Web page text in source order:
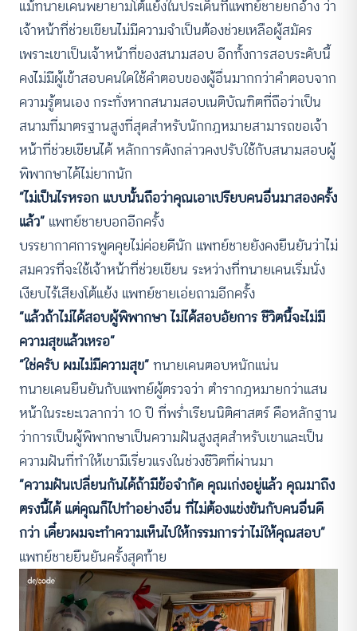
แม้ทนายเคนพยายามโต้แย้งในประเด็นที่แพทย์ชายยกอ้าง ว่า
เจ้าหน้าที่ช่วยเขียนไม่มีความจำเป็นต้องช่วยเหลือผู้สมัคร
เพราะเขาเป็นเจ้าหน้าที่ของสนามสอบ อีกทั้งการสอบระดับนี้
คงไม่มีผู้เข้าสอบคนใดใช้คำตอบของผู้อื่นมากกว่าคำตอบจาก
ความรู้ตนเอง กระทั่งหากสนามสอบเนติบัณฑิตที่ถือว่าเป็น
สนามที่มาตรฐานสูงที่สุดสำหรับนักกฎหมายสามารถขอเจ้า
หน้าที่ช่วยเขียนได้ หลักการดังกล่าวคงปรับใช้กับสนามสอบผู้
พิพากษาได้ไม่ยากนัก
“ไม่เป็นไรหรอก แบบนั้นถือว่าคุณเอาเปรียบคนอื่นมาสองครั้ง
แล้ว” แพทย์ชายบอกอีกครั้ง
บรรยากาศการพูดคุยไม่ค่อยดีนัก แพทย์ชายยังคงยืนยันว่าไม่
สมควรที่จะใช้เจ้าหน้าที่ช่วยเขียน ระหว่างที่ทนายเคนเริ่มนั่ง
เงียบไร้เสียงโต้แย้ง แพทย์ชายเอ่ยถามอีกครั้ง
“แล้วถ้าไม่ได้สอบผู้พิพากษา ไม่ได้สอบอัยการ ชีวิตนี้จะไม่มี
ความสุขแล้วเหรอ”
“ใช่ครับ ผมไม่มีความสุข”ทนายเคนตอบหนักแน่น
ทนายเคนยืนยันกับแพทย์ผู้ตรวจว่า ตำรากฎหมายกว่าแสน
หน้าในระยะเวลากว่า 10 ปี ที่พร่ำเรียนนิติศาสตร์ คือหลักฐาน
ว่าการเป็นผู้พิพากษาเป็นความฝันสูงสุดสำหรับเขาและเป็น
ความฝันที่ทำให้เขามีเรี่ยวแรงในช่วงชีวิตที่ผ่านมา
“ความฝันเปลี่ยนกันได้ถ้ามีข้อจำกัด คุณเก่งอยู่แล้ว คุณมาถึง
ตรงนี้ได้ แต่คุณก็ไปทำอย่างอื่น ที่ไม่ต้องแข่งขันกับคนอื่นดี
กว่า เดี๋ยวผมจะทำความเห็นไปให้กรรมการว่าไม่ให้คุณสอบ”
แพทย์ชายยืนยันครั้งสุดท้าย